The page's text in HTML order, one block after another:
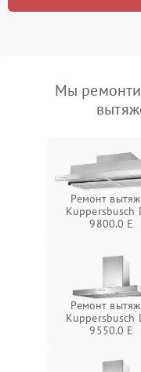
Мы
Ремонт
Kuppersbusch
9800.0 E
Ремонт
Kuppersbusch
9550.0 E